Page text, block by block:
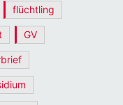
flüchtling
GV